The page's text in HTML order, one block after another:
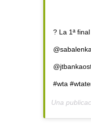
? La 1ª
#wta
Una